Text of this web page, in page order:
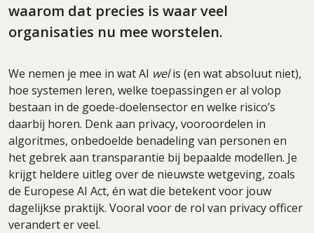
waarom dat precies is waar veel
organisaties nu mee worstelen.
We nemen je mee in wat AI welis (en wat absoluut niet),
hoe systemen leren, welke toepassingen er al volop
bestaan in de goede-doelensector en welke risico’s
daarbij horen. Denk aan privacy, vooroordelen in
algoritmes, onbedoelde benadeling van personen en
het gebrek aan transparantie bij bepaalde modellen. Je
krijgt heldere uitleg over de nieuwste wetgeving, zoals
de Europese AI Act, én wat die betekent voor jouw
dagelijkse praktijk. Vooral voor de rol van privacy officer
verandert er veel.